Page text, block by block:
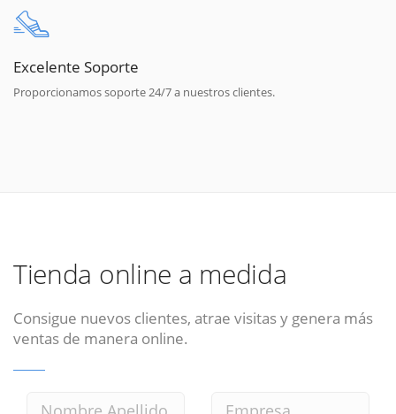
Excelente Soporte
Proporcionamos soporte 24/7 a nuestros clientes.
Tienda online a medida
Consigue nuevos clientes, atrae visitas y genera más
ventas de manera online.